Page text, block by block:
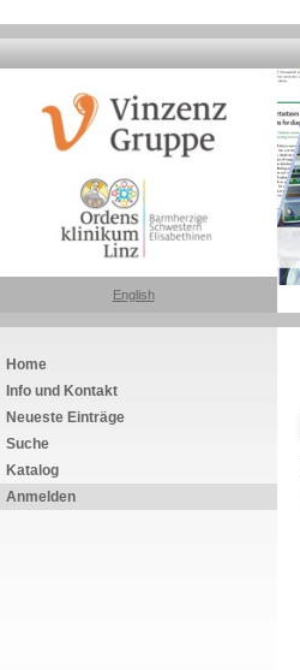
English
Home
Info und Kontakt
Neueste Einträge
Suche
Katalog
Anmelden